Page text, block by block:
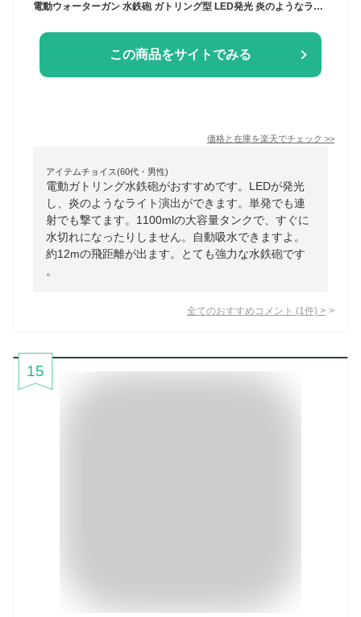
電動ウォーターガン 水鉄砲 ガトリング型 LED発光 炎のようなライト演出 単発・連射 1100mL大容量 自動吸水 約12m飛距離 1500mAh着脱式バッテリー 水遊び おもちゃ プール ビーチ キャンプ ブラック/ブルー
この商品をサイトでみる
価格と在庫を楽天でチェック >>
アイテムチョイス(60代・男性)
電動ガトリング水鉄砲がおすすめです。LEDが発光
し、炎のようなライト演出ができます。単発でも連
射でも撃てます。1100mlの大容量タンクで、すぐに
水切れになったりしません。自動吸水できますよ。
約12mの飛距離が出ます。とても強力な水鉄砲です
。
全てのおすすめコメント (1 件) >
15